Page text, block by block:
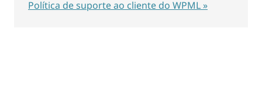
Política de suporte ao cliente do WPML »